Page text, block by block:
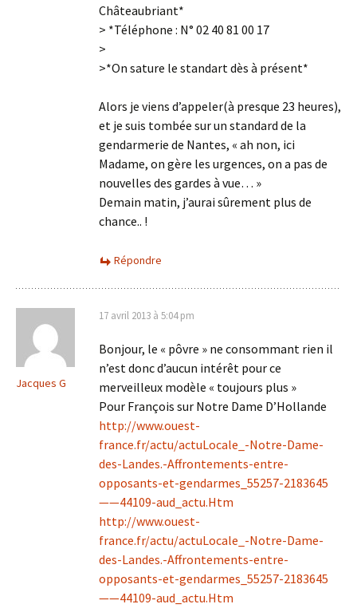
Châteaubriant*
> *Téléphone : N° 02 40 81 00 17
>
>*On sature le standart dès à présent*
Alors je viens d’appeler(à presque 23 heures),
et je suis tombée sur un standard de la
gendarmerie de Nantes, « ah non, ici
Madame, on gère les urgences, on a pas de
nouvelles des gardes à vue… »
Demain matin, j’aurai sûrement plus de
chance.. !
Répondre
Jacques G
17 avril 2013 à 5:04 pm
Bonjour, le « pôvre » ne consommant rien il
n’est donc d’aucun intérêt pour ce
merveilleux modèle « toujours plus »
Pour François sur Notre Dame D’Hollande
http://www.ouest-
france.fr/actu/actuLocale_-Notre-Dame-
des-Landes.-Affrontements-entre-
opposants-et-gendarmes_55257-2183645
——44109-aud_actu.Htm
http://www.ouest-
france.fr/actu/actuLocale_-Notre-Dame-
des-Landes.-Affrontements-entre-
opposants-et-gendarmes_55257-2183645
——44109-aud_actu.Htm